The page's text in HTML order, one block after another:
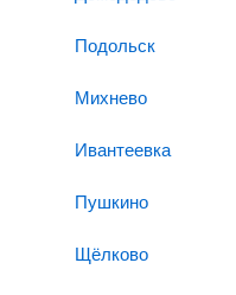
Подольск
Михнево
Ивантеевка
Пушкино
Щёлково